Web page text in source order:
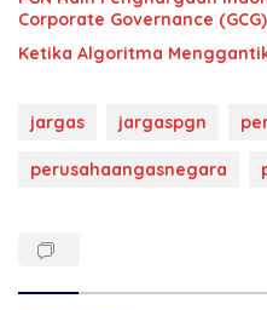
Corporate Governance
Ketika Algoritma
jargas jargaspgn
perusahaangasnegara